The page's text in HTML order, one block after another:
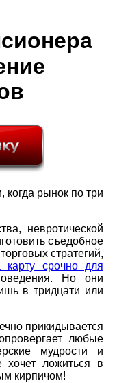
когда рынок по три
невротической
съедобное
стратегий,
карту срочно для
Но они
в тридцати или
прикидывается
любые
мудрости и
хочет ложиться в
кирпичом!